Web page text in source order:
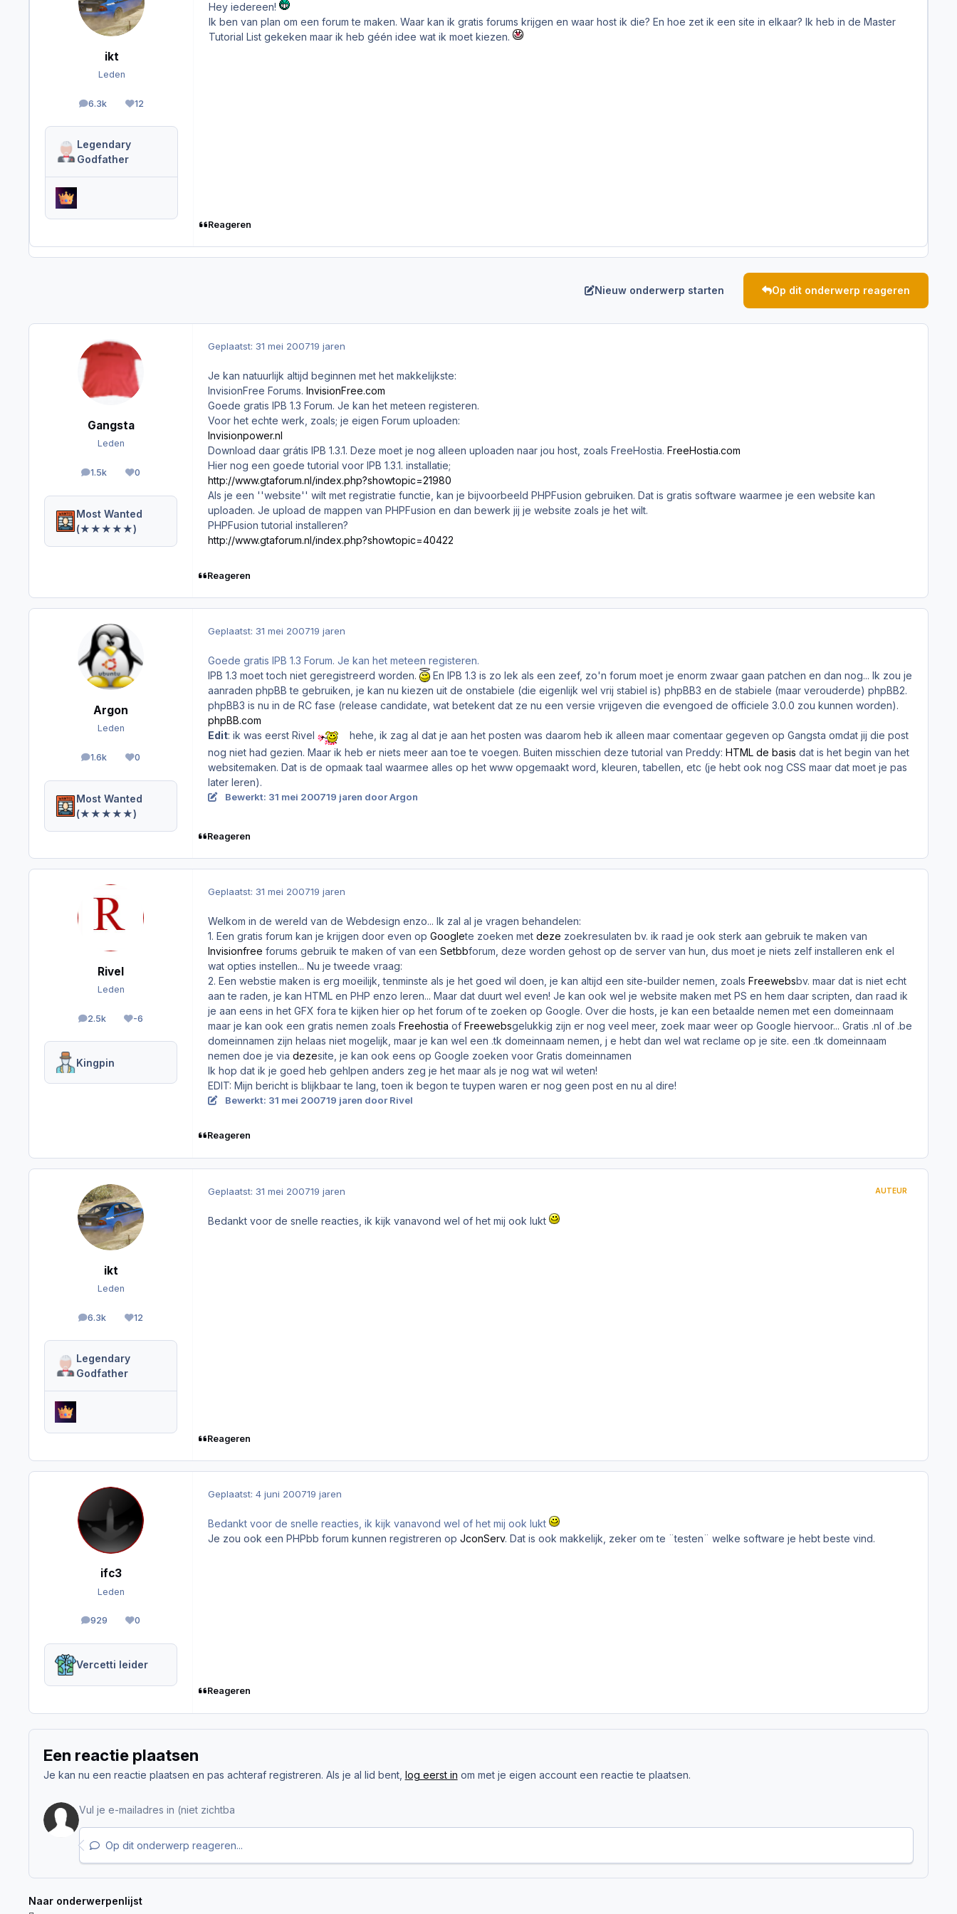
ikt
Leden
6.3k
berichten12
Reputation
Legendary
Godfather
Hey iedereen!
Ik ben van plan om een forum te maken. Waar kan ik gratis forums krijgen en waar host ik die? En hoe zet ik een site in elkaar? Ik heb in de Master
Tutorial List gekeken maar ik heb géén idee wat ik moet kiezen.
Reageren
Nieuw onderwerp starten Op dit onderwerp reageren
Gangsta
Leden
1.5k
berichten0
Reputation
Most Wanted
(★★★★★)
Geplaatst: 31 mei 200719 jaren
Je kan natuurlijk altijd beginnen met het makkelijkste:
InvisionFree Forums. InvisionFree.com
Goede gratis IPB 1.3 Forum. Je kan het meteen registeren.
Voor het echte werk, zoals; je eigen Forum uploaden:
Invisionpower.nl
Download daar grátis IPB 1.3.1. Deze moet je nog alleen uploaden naar jou host, zoals FreeHostia. FreeHostia.com
Hier nog een goede tutorial voor IPB 1.3.1. installatie;
http://www.gtaforum.nl/index.php?showtopic=21980
Als je een ''website'' wilt met registratie functie, kan je bijvoorbeeld PHPFusion gebruiken. Dat is gratis software waarmee je een website kan
uploaden. Je upload de mappen van PHPFusion en dan bewerk jij je website zoals je het wilt.
PHPFusion tutorial installeren?
http://www.gtaforum.nl/index.php?showtopic=40422
Reageren
Argon
Leden
1.6k
berichten0
Reputation
Most Wanted
(★★★★★)
Geplaatst: 31 mei 200719 jaren
Goede gratis IPB 1.3 Forum. Je kan het meteen registeren.
IPB 1.3 moet toch niet geregistreerd worden.
En IPB 1.3 is zo lek als een zeef, zo'n forum moet je enorm zwaar gaan patchen en dan nog... Ik zou je
aanraden phpBB te gebruiken, je kan nu kiezen uit de onstabiele (die eigenlijk wel vrij stabiel is) phpBB3 en de stabiele (maar verouderde) phpBB2.
phpBB3 is nu in de RC fase (release candidate, wat betekent dat ze nu een versie vrijgeven die evengoed de officiele 3.0.0 zou kunnen worden).
phpBB.com
Edit: ik was eerst Rivel
hehe, ik zag al dat je aan het posten was daarom heb ik alleen maar comentaar gegeven op Gangsta omdat jij die post
nog niet had gezien. Maar ik heb er niets meer aan toe te voegen. Buiten misschien deze tutorial van Preddy: HTML de basis dat is het begin van het
websitemaken. Dat is de opmaak taal waarmee alles op het www opgemaakt word, kleuren, tabellen, etc (je hebt ook nog CSS maar dat moet je pas
later leren).
Bewerkt: 31 mei 200719 jaren door Argon
Reageren
Rivel
Leden
2.5k
berichten -6
Reputation
Kingpin
Geplaatst: 31 mei 200719 jaren
Welkom in de wereld van de Webdesign enzo... Ik zal al je vragen behandelen:
1. Een gratis forum kan je krijgen door even op Googlete zoeken met deze zoekresulaten bv. ik raad je ook sterk aan gebruik te maken van
Invisionfree forums gebruik te maken of van een Setbbforum, deze worden gehost op de server van hun, dus moet je niets zelf installeren enk el
wat opties instellen... Nu je tweede vraag:
2. Een webstie maken is erg moeilijk, tenminste als je het goed wil doen, je kan altijd een site-builder nemen, zoals Freewebsbv. maar dat is niet echt
aan te raden, je kan HTML en PHP enzo leren... Maar dat duurt wel even! Je kan ook wel je website maken met PS en hem daar scripten, dan raad ik
je aan eens in het GFX fora te kijken hier op het forum of te zoeken op Google. Over die hosts, je kan een betaalde nemen met een domeinnaam
maar je kan ook een gratis nemen zoals Freehostia of Freewebsgelukkig zijn er nog veel meer, zoek maar weer op Google hiervoor... Gratis .nl of .be
domeinnamen zijn helaas niet mogelijk, maar je kan wel een .tk domeinnaam nemen, j e hebt dan wel wat reclame op je site. een .tk domeinnaam
nemen doe je via dezesite, je kan ook eens op Google zoeken voor Gratis domeinnamen
Ik hop dat ik je goed heb gehlpen anders zeg je het maar als je nog wat wil weten!
EDIT: Mijn bericht is blijkbaar te lang, toen ik begon te tuypen waren er nog geen post en nu al dire!
Bewerkt: 31 mei 200719 jaren door Rivel
Reageren
ikt
Leden
6.3k
berichten12
Reputation
Legendary
Godfather
Geplaatst: 31 mei 200719 jaren AUTEUR
Bedankt voor de snelle reacties, ik kijk vanavond wel of het mij ook lukt
Reageren
ifc3
Leden
929
berichten0
Reputation
Vercetti leider
Geplaatst: 4 juni 200719 jaren
Bedankt voor de snelle reacties, ik kijk vanavond wel of het mij ook lukt
Je zou ook een PHPbb forum kunnen registreren op JconServ. Dat is ook makkelijk, zeker om te ¨testen¨ welke software je hebt beste vind.
Reageren
Een reactie plaatsen
Je kan nu een reactie plaatsen en pas achteraf registreren. Als je al lid bent, log eerst in om met je eigen account een reactie te plaatsen.
Op dit onderwerp reageren...
Naar onderwerpenlijst